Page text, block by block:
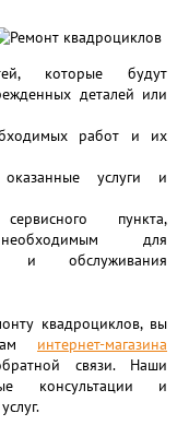
которые будут
деталей или
работ и их
услуги и
пункта,
для
и обслуживания
квадроциклов, вы
интернет-магазина
связи. Наши
консультации и